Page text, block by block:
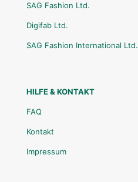
SAG Fashion Ltd.
Digifab Ltd.
SAG Fashion International Ltd.
HILFE & KONTAKT
FAQ
Kontakt
Impressum